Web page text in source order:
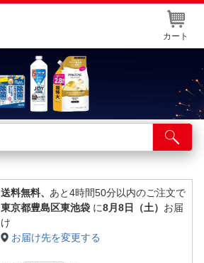
カート
送料無料、 あと4時間50分以内のご注文で
東京都豊島区東池袋 に8月8日（土） お届
け
お届け先を変更する